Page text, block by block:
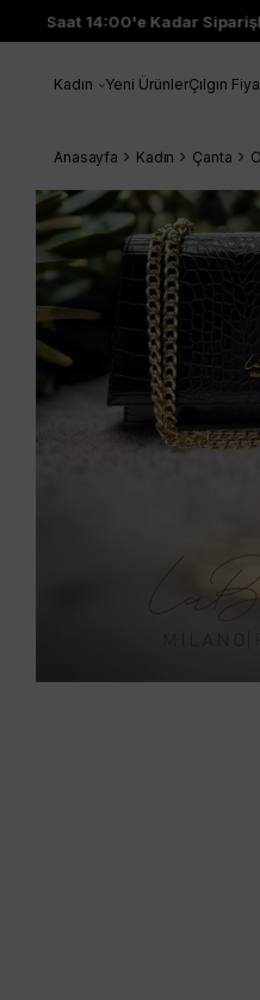
Saat 14:00'e Kadar
Kadın Yeni ÜrünlerÇılgın
Anasayfa Kadın Çanta